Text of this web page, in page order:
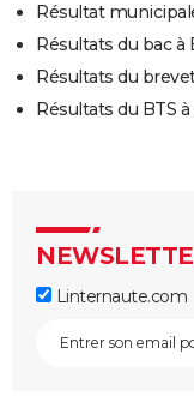
Résultat
Résultats du bac
Résultats du
Résultats du BTS
Linternaute.com